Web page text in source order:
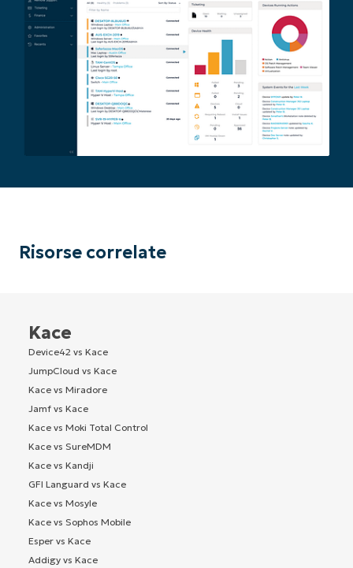
Risorse correlate
Kace
Device42 vs Kace
JumpCloud vs Kace
Kace vs Miradore
Jamf vs Kace
Kace vs Moki Total Control
Kace vs SureMDM
Kace vs Kandji
GFI Languard vs Kace
Kace vs Mosyle
Kace vs Sophos Mobile
Esper vs Kace
Addigy vs Kace